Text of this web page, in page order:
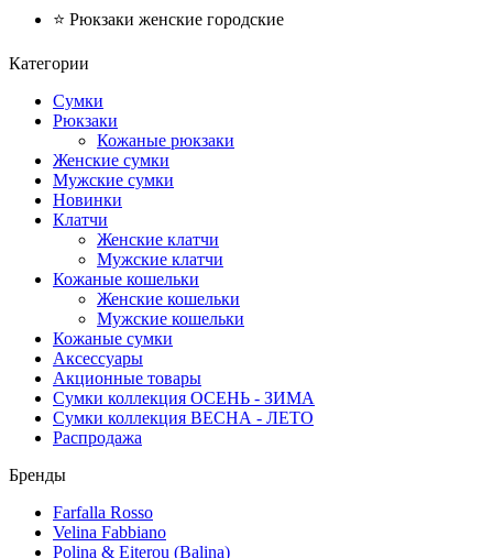
⭐ Рюкзаки женские городские
Категории
Сумки
Рюкзаки
Кожаные рюкзаки
Женские сумки
Мужские сумки
Новинки
Клатчи
Женские клатчи
Мужские клатчи
Кожаные кошельки
Женские кошельки
Мужские кошельки
Кожаные сумки
Аксессуары
Акционные товары
Сумки коллекция ОСЕНЬ - ЗИМА
Сумки коллекция ВЕСНА - ЛЕТО
Распродажа
Бренды
Farfalla Rosso
Velina Fabbiano
Polina & Eiterou (Balina)